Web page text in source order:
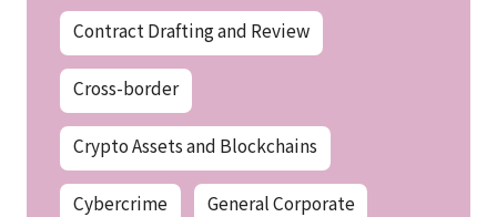
Contract Drafting and Review
Cross-border
Crypto Assets and Blockchains
Cybercrime General Corporate